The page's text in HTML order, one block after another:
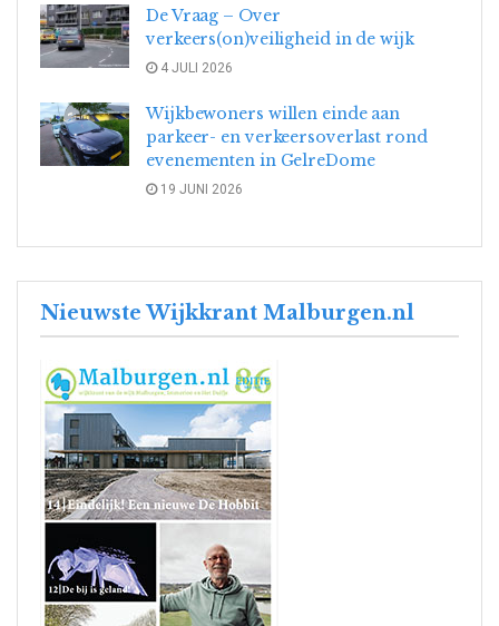
De Vraag – Over
verkeers(on)veiligheid in de wijk
4 JULI 2026
Wijkbewoners willen einde aan
parkeer- en verkeersoverlast rond
evenementen in GelreDome
19 JUNI 2026
Nieuwste Wijkkrant Malburgen.nl